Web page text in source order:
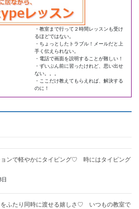
・教室まで行って２時間レッスンも受け
るほどではない。
・ちょっとしたトラブル！メールだと上
手く伝えられない。
・電話で画面を説明することが難しい！
・ずいぶん前に習ったけれど、思い出せ
ない。。。
・ここだけ教えてもらえれば、解決する
のに！
ョンで軽やかにタイピング♡ 時にはタイピング
をふたり同時に渡せる嬉しさ♡ いつもの教室で